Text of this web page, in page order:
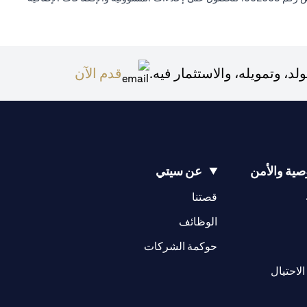
وتمويله، والاستثمار فيه. قدم الآن
والأمن عن سيتي
قصتنا
(opens in a new tab)
الوظائف
(opens in a new tab)
حوكمة الشركات
(opens in a new tab)